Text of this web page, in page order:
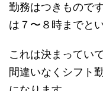
勤務はつきもので
は７〜８時までと
これは決まってい
間違いなくシフト